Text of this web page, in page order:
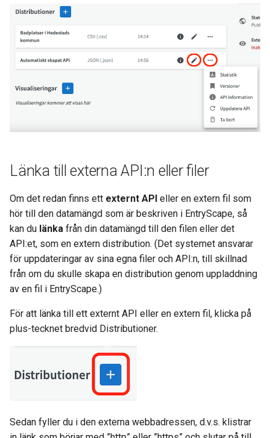
Länka till externa API:n eller filer
Om det redan finns ett externt API eller en extern fil som
hör till den datamängd som är beskriven i EntryScape, så
kan du länka från din datamängd till den filen eller det
API:et, som en extern distribution. (Det systemet ansvarar
för uppdateringar av sina egna filer och API:n, till skillnad
från om du skulle skapa en distribution genom uppladdning
av en fil i EntryScape.)
För att länka till ett externt API eller en extern fil, klicka på
plus-tecknet bredvid Distributioner.
Sedan fyller du i den externa webbadressen, d.v.s. klistrar